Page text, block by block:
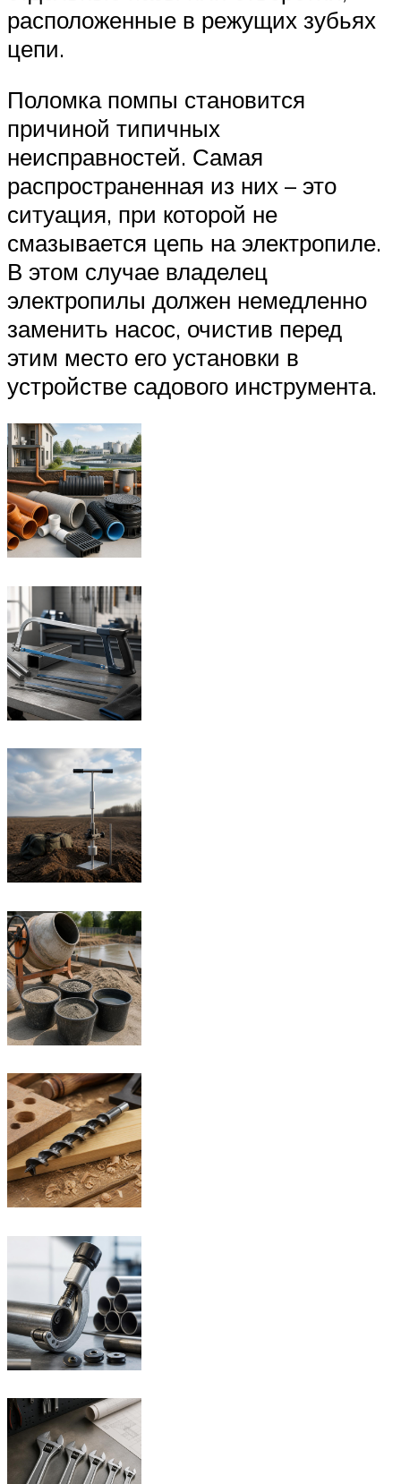
расположенные в режущих зубьях
цепи.
Поломка помпы становится
причиной типичных
неисправностей. Самая
распространенная из них – это
ситуация, при которой не
смазывается цепь на электропиле.
В этом случае владелец
электропилы должен немедленно
заменить насос, очистив перед
этим место его установки в
устройстве садового инструмента.